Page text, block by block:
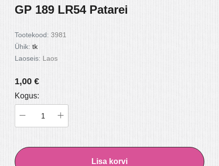
GP 189 LR54 Patarei
Tootekood: 3981
Ühik: tk
Laoseis: Laos
1,00 €
Kogus:
Lisa korvi